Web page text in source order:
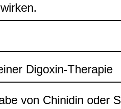
Digoxin-​The­ra­pie
von Chi­ni­din oder